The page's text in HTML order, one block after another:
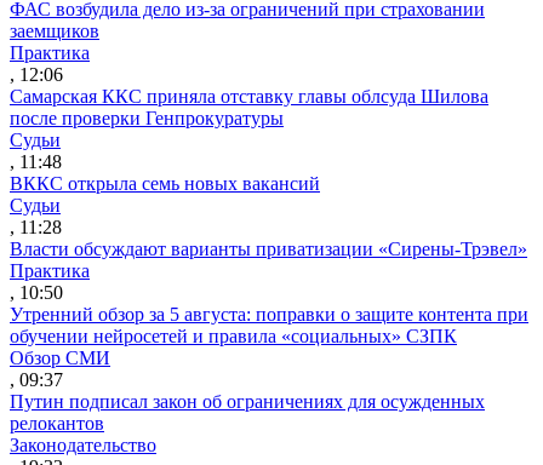
ФАС возбудила дело из-за ограничений при страховании
заемщиков
Практика
, 12:06
Самарская ККС приняла отставку главы облсуда Шилова
после проверки Генпрокуратуры
Судьи
, 11:48
ВККС открыла семь новых вакансий
Судьи
, 11:28
Власти обсуждают варианты приватизации «Сирены-Трэвел»
Практика
, 10:50
Утренний обзор за 5 августа: поправки о защите контента при
обучении нейросетей и правила «социальных» СЗПК
Обзор СМИ
, 09:37
Путин подписал закон об ограничениях для осужденных
релокантов
Законодательство